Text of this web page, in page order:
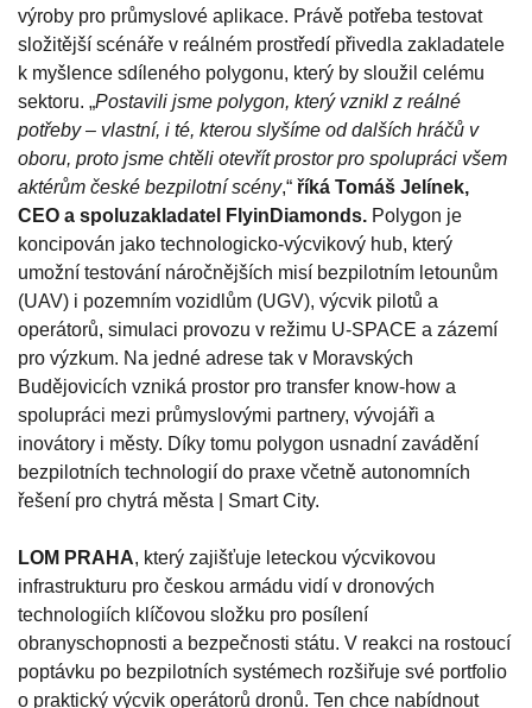
výroby pro průmyslové aplikace. Právě potřeba testovat
složitější scénáře v reálném prostředí přivedla zakladatele
k myšlence sdíleného polygonu, který by sloužil celému
sektoru. „Postavili jsme polygon, který vznikl z reálné
potřeby – vlastní, i té, kterou slyšíme od dalších hráčů v
oboru, proto jsme chtěli otevřít prostor pro spolupráci všem
aktérům české bezpilotní scény,“ říká Tomáš Jelínek,
CEO a spoluzakladatel FlyinDiamonds. Polygon je
koncipován jako technologicko-výcvikový hub, který
umožní testování náročnějších misí bezpilotním letounům
(UAV) i pozemním vozidlům (UGV), výcvik pilotů a
operátorů, simulaci provozu v režimu U-SPACE a zázemí
pro výzkum. Na jedné adrese tak v Moravských
Budějovicích vzniká prostor pro transfer know-how a
spolupráci mezi průmyslovými partnery, vývojáři a
inovátory i městy. Díky tomu polygon usnadní zavádění
bezpilotních technologií do praxe včetně autonomních
řešení pro chytrá města | Smart City.
LOM PRAHA, který zajišťuje leteckou výcvikovou
infrastrukturu pro českou armádu vidí v dronových
technologiích klíčovou složku pro posílení
obranyschopnosti a bezpečnosti státu. V reakci na rostoucí
poptávku po bezpilotních systémech rozšiřuje své portfolio
o praktický výcvik operátorů dronů. Ten chce nabídnout